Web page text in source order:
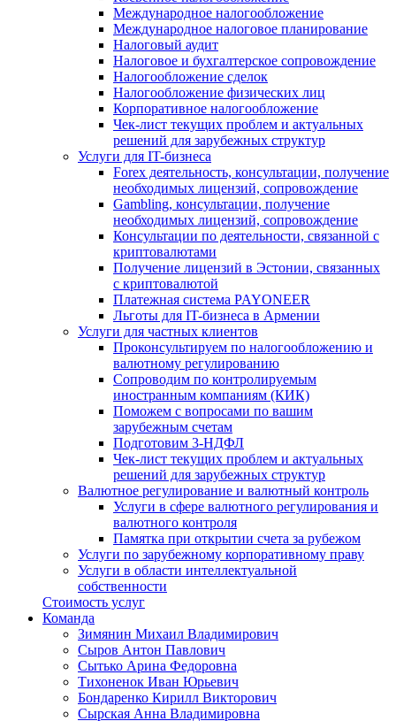
Международное налогообложение
Международное налоговое планирование
Налоговый аудит
Налоговое и бухгалтерское сопровождение
Налогообложение сделок
Налогообложение физических лиц
Корпоративное налогообложение
Чек-лист текущих проблем и актуальных
решений для зарубежных структур
Услуги для IT-бизнеса
Forex деятельность, консультации, получение
необходимых лицензий, сопровождение
Gambling, консультации, получение
необходимых лицензий, сопровождение
Консультации по деятельности, связанной с
криптовалютами
Получение лицензий в Эстонии, связанных
с криптовалютой
Платежная система PAYONEER
Льготы для IT-бизнеса в Армении
Услуги для частных клиентов
Проконсультируем по налогообложению и
валютному регулированию
Сопроводим по контролируемым
иностранным компаниям (КИК)
Поможем с вопросами по вашим
зарубежным счетам
Подготовим 3-НДФЛ
Чек-лист текущих проблем и актуальных
решений для зарубежных структур
Валютное регулирование и валютный контроль
Услуги в сфере валютного регулирования и
валютного контроля
Памятка при открытии счета за рубежом
Услуги по зарубежному корпоративному праву
Услуги в области интеллектуальной
собственности
Стоимость услуг
Команда
Зимянин Михаил Владимирович
Сыров Антон Павлович
Сытько Арина Федоровна
Тихоненок Иван Юрьевич
Бондаренко Кирилл Викторович
Сырская Анна Владимировна